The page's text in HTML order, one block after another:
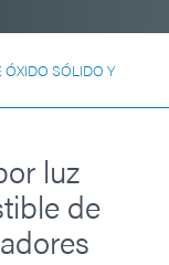
SÓLIDO Y
luz
de